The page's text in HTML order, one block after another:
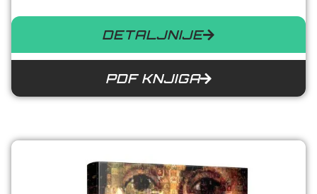
DETALJNIJE
PDF KNJIGA